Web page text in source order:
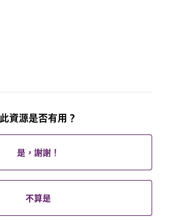
此資源是否有用？
是，謝謝！
不算是